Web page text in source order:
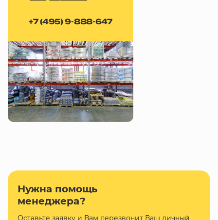
+7 (495) 9-888-647
Нужна помощь
менеджера?
Оставьте заявку и Вам перезвонит Ваш личный